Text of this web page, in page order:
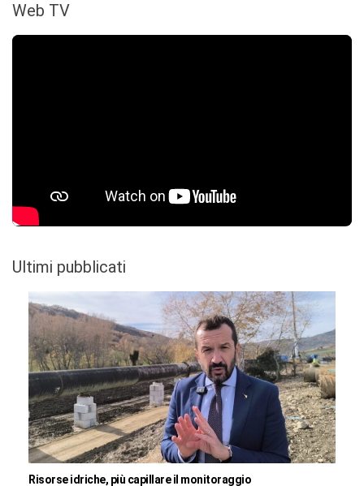
Web TV
Ultimi pubblicati
Risorse idriche, più capillare il monitoraggio